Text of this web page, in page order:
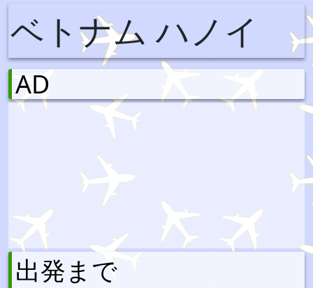
ベトナム ハノイ
AD
出発まで